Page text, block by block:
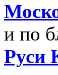
и по
Руси